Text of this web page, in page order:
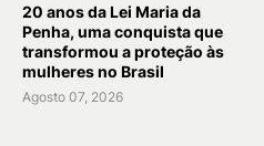
20 anos da Lei Maria da
Penha, uma conquista que
transformou a proteção às
mulheres no Brasil
Agosto 07, 2026